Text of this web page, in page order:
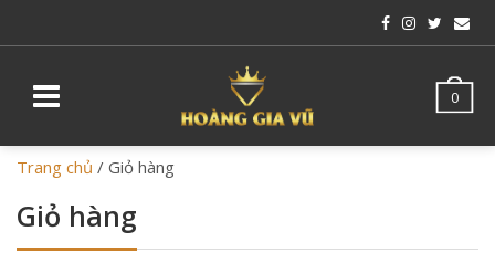
0
Trang chủ / Giỏ hàng
Giỏ hàng